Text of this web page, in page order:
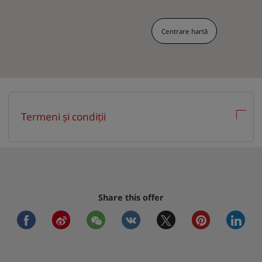
Centrare hartă
Termeni și condiții
Share this offer
facebookweibo wechat vkontaktetwitter pinterest